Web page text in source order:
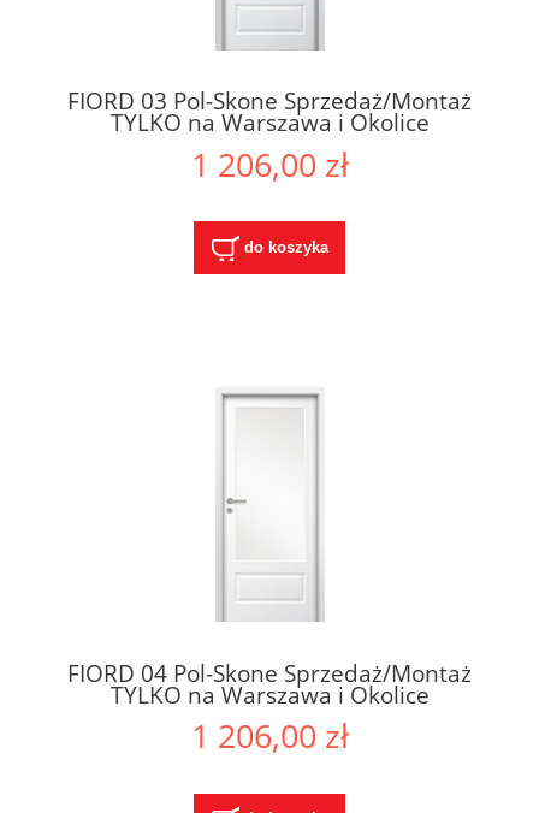
FIORD 03 Pol-Skone Sprzedaż/Montaż
TYLKO na Warszawa i Okolice
1 206,00 zł
do koszyka
FIORD 04 Pol-Skone Sprzedaż/Montaż
TYLKO na Warszawa i Okolice
1 206,00 zł